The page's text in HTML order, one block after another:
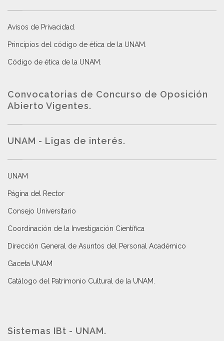
Avisos de Privacidad
Principios del código de ética de la UNAM
Código de ética de la UNAM
Convocatorias de Concurso de Oposición
Abierto Vigentes.
UNAM - Ligas de interés.
UNAM
Página del Rector
Consejo Universitario
Coordinación de la Investigación Científica
Dirección General de Asuntos del Personal Académico
Gaceta UNAM
Catálogo del Patrimonio Cultural de la UNAM.
Sistemas IBt - UNAM.